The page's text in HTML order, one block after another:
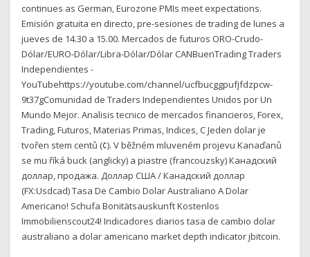
continues as German, Eurozone PMIs meet expectations.
Emisión gratuita en directo, pre-sesiones de trading de lunes a
jueves de 14.30 a 15.00. Mercados de futuros ORO-Crudo-
Dólar/EURO-Dólar/Libra-Dólar/Dólar CANBuenTrading Traders
Independientes -
YouTubehttps://youtube.com/channel/ucfbucggpufjfdzpcw-
9t37gComunidad de Traders Independientes Unidos por Un
Mundo Mejor. Analisis tecnico de mercados financieros, Forex,
Trading, Futuros, Materias Primas, Indices, C Jeden dolar je
tvořen stem centů (¢). V běžném mluveném projevu Kanaďanů
se mu říká buck (anglicky) a piastre (francouzsky) Канадский
доллар, продажа. Доллар США / Канадский доллар
(FX:Usdcad) Tasa De Cambio Dolar Australiano A Dolar
Americano! Schufa Bonitätsauskunft Kostenlos
Immobilienscout24! Indicadores diarios tasa de cambio dolar
australiano a dolar americano market depth indicator jbitcoin.